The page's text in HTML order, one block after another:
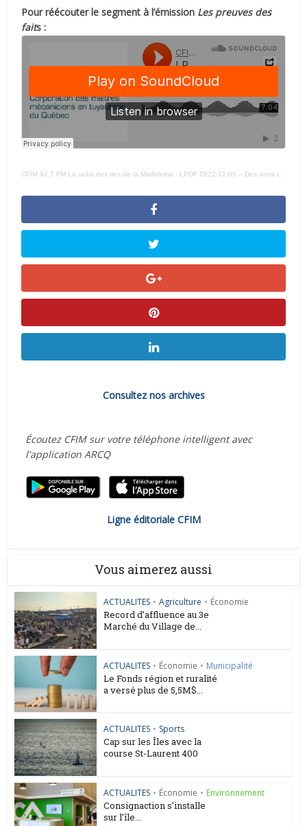
Pour réécouter le segment à l’émission Les preuves des
faits :
CFIM 92,7 FM La radio des Iles de la Madeleine · LPDF 2022-12-05 – Des dons inattendus pour L’Éclaircie et Entraide communautaire
Consultez nos archives
Écoutez CFIM sur votre téléphone intelligent avec
l'application ARCQ
Ligne éditoriale CFIM
Vous aimerez aussi
ACTUALITES • Agriculture • Économie
Record d’affluence au 3e
Marché du Village de...
ACTUALITES • Économie • Municipalité
Le Fonds région et ruralité
a versé plus de 5,5M$...
ACTUALITES • Sports
Cap sur les Îles avec la
course St-Laurent 400
ACTUALITES • Économie • Environnement
Consignaction s’installe
sur l’île...